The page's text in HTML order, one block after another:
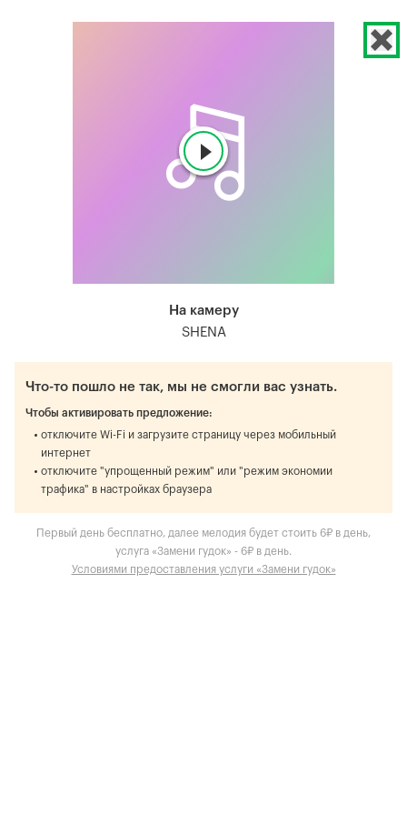
На камеру
SHENA
Что-то пошло не так, мы не смогли вас узнать.
Чтобы активировать предложение:
отключите Wi-Fi и загрузите страницу через мобильный
интернет
отключите "упрощенный режим" или "режим экономии
трафика" в настройках браузера
Первый день бесплатно, далее мелодия будет стоить 6₽ в день,
услуга «Замени гудок» - 6₽ в день.
Условиями предоставления услуги «Замени гудок»